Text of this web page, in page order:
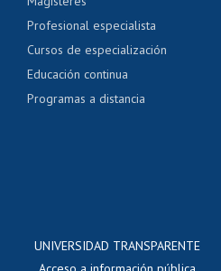
Profesional especialista
Cursos de especialización
Educación continua
Programas a distancia
UNIVERSIDAD TRANSPARENTE